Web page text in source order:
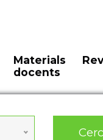
Materials
docents